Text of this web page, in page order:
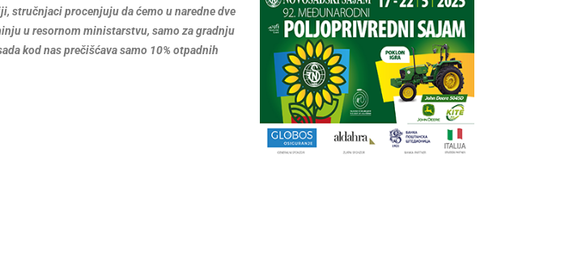
stručnjaci procenjuju da ćemo u naredne dve
u resornom ministarstvu, samo za gradnju
kod nas prečišćava samo 10% otpadnih